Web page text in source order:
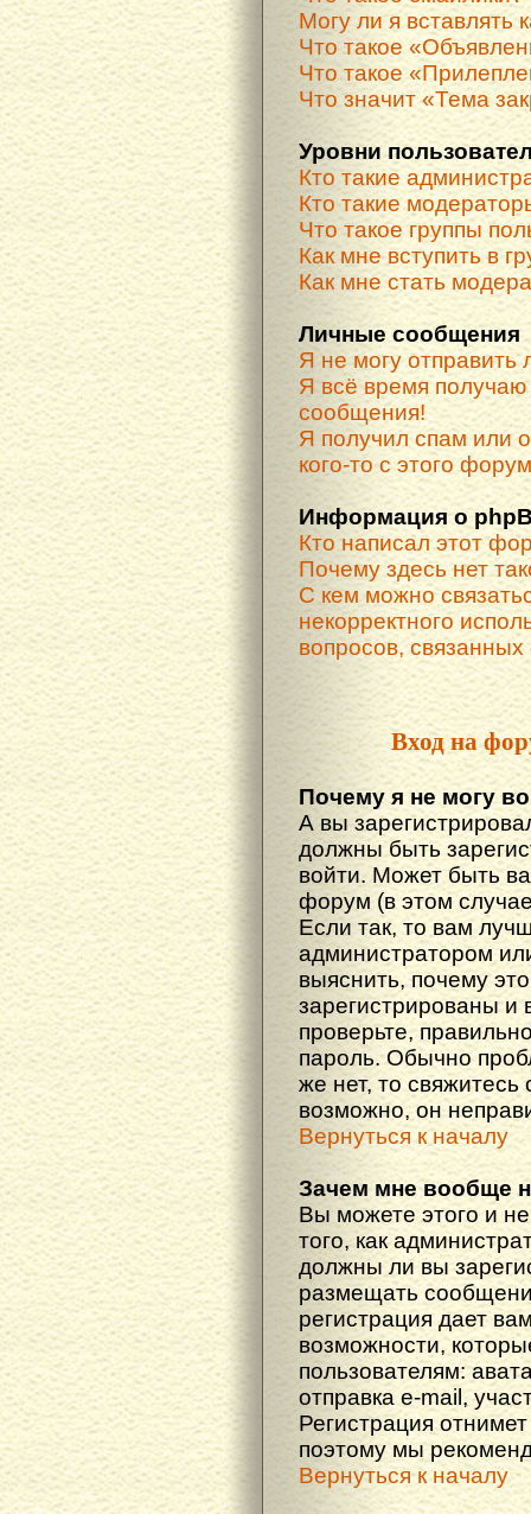
Могу ли я вставлять
Что такое
Что такое
Что значит «Тема
Уровни
Кто такие
Кто такие
Что такое группы
Как мне вступить в
Как мне стать
Личные сообщения
Я не могу
Я всё время
сообщения!
Я получил спам или
кого-то с этого
Информация о
Кто написал этот
Почему здесь нет
С кем можно
некорректного
вопросов,
Вход на
Почему я не могу
А вы
должны быть
войти. Может быть
форум (в этом
Если так, то вам
администратором
выяснить, почему
зарегистрированы и
проверьте,
пароль. Обычно
же нет, то
возможно, он
Вернуться к началу
Зачем мне вообще
Вы можете этого и
того, как
должны ли вы
размещать
регистрация дает
возможности,
пользователям:
отправка e-mail,
Регистрация
поэтому мы
Вернуться к началу